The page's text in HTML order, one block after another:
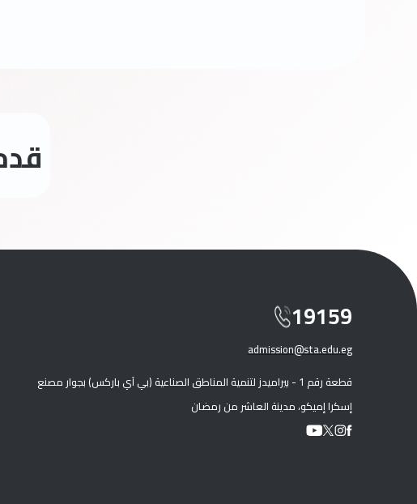
19159
admission@sta.edu.eg
قطعة رقم 1 - بيراميدز لتنمية المناطق الصناعية (بي آي باركس) بجوار مصنع
إسكرا إميكو، مدينة العاشر من رمضان